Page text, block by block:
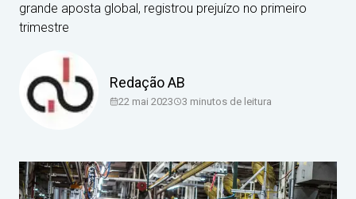
grande aposta global, registrou prejuízo no primeiro
trimestre
Redação AB
22 mai 2023 3 minutos de leitura